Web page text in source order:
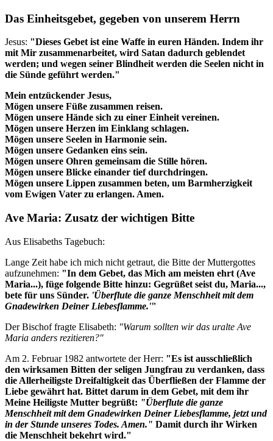
Das Einheitsgebet, gegeben von unserem Herrn
Jesus: "Dieses Gebet ist eine Waffe in euren Händen. Indem ihr
mit Mir zusammenarbeitet, wird Satan dadurch geblendet
werden; und wegen seiner Blindheit werden die Seelen nicht in
die Sünde geführt werden."
Mein entzückender Jesus,
Mögen unsere Füße zusammen reisen.
Mögen unsere Hände sich zu einer Einheit vereinen.
Mögen unsere Herzen im Einklang schlagen.
Mögen unsere Seelen in Harmonie sein.
Mögen unsere Gedanken eins sein.
Mögen unsere Ohren gemeinsam die Stille hören.
Mögen unsere Blicke einander tief durchdringen.
Mögen unsere Lippen zusammen beten, um Barmherzigkeit
vom Ewigen Vater zu erlangen. Amen.
Ave Maria: Zusatz der wichtigen Bitte
Aus Elisabeths Tagebuch:
Lange Zeit habe ich mich nicht getraut, die Bitte der Muttergottes
aufzunehmen: "In dem Gebet, das Mich am meisten ehrt (Ave
Maria...), füge folgende Bitte hinzu: Gegrüßet seist du, Maria...,
bete für uns Sünder. 'Überflute die ganze Menschheit mit dem
Gnadewirken Deiner Liebesflamme.'"
Der Bischof fragte Elisabeth: "Warum sollten wir das uralte Ave
Maria anders rezitieren?"
Am 2. Februar 1982 antwortete der Herr: "Es ist ausschließlich
den wirksamen Bitten der seligen Jungfrau zu verdanken, dass
die Allerheiligste Dreifaltigkeit das Überfließen der Flamme der
Liebe gewährt hat. Bittet darum in dem Gebet, mit dem ihr
Meine Heiligste Mutter begrüßt: "Überflute die ganze
Menschheit mit dem Gnadewirken Deiner Liebesflamme, jetzt und
in der Stunde unseres Todes. Amen." Damit durch ihr Wirken
die Menschheit bekehrt wird."